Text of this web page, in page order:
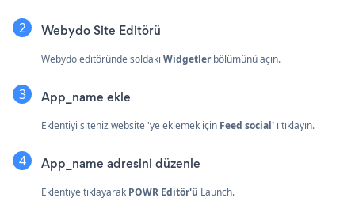
Webydo Site Editörü
Webydo editöründe soldaki Widgetlerbölümünü açın.
App_name ekle
Eklentiyi siteniz website 'ye eklemek için Feed social' ı tıklayın.
App_name adresini düzenle
Eklentiye tıklayarak POWR Editör'ü Launch.